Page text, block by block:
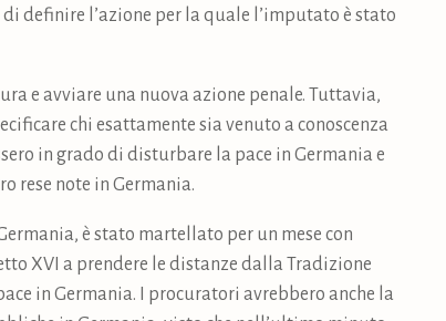
definire l’azione per la quale l’imputato è stato
e avviare una nuova azione penale. Tuttavia,
chi esattamente sia venuto a conoscenza
in grado di disturbare la pace in Germania e
rese note in Germania.
è stato martellato per un mese con
XVI a prendere le distanze dalla Tradizione
in Germania. I procuratori avrebbero anche la